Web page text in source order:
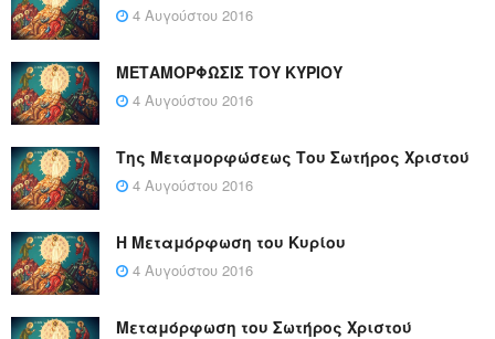
4 Αυγούστου 2016
ΜΕΤΑΜΟΡΦΩΣΙΣ ΤΟΥ ΚΥΡΙΟΥ
4 Αυγούστου 2016
Της Μεταμορφώσεως Του Σωτήρος Χριστού
4 Αυγούστου 2016
Η Μεταμόρφωση του Κυρίου
4 Αυγούστου 2016
Μεταμόρφωση του Σωτήρος Χριστού